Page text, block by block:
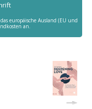
europäische Ausland (EU und
an.